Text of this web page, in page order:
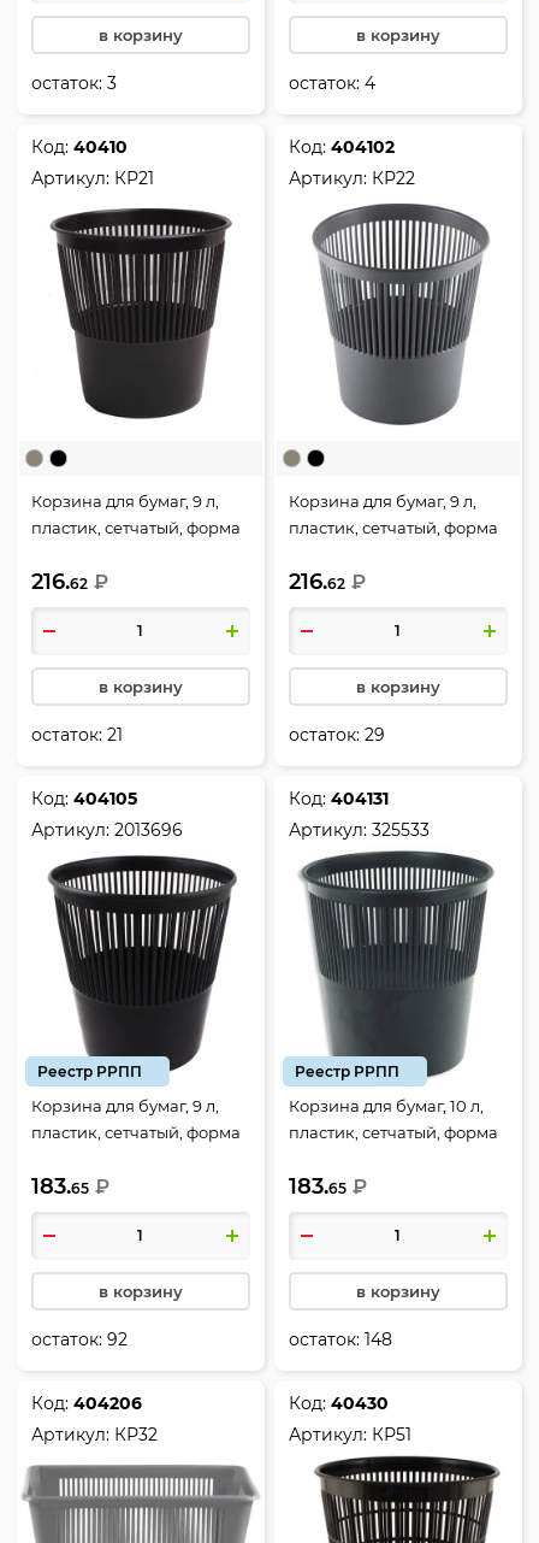
в корзину
остаток:3
в корзину
остаток:4
Код:40410
Артикул: КР21
Корзина для бумаг, 9 л,
пластик, сетчатый, форма
Стамм, КР21
216.62 ₽
в корзину
остаток:21
Код:404102
Артикул: КР22
Корзина для бумаг, 9 л,
пластик, сетчатый, форма
Стамм, КР22
216.62 ₽
в корзину
остаток:29
Код:404105
Артикул:2013696
Реестр РРПП
Корзина для бумаг, 9 л,
пластик, сетчатый, форма
Оскол Пласт, 2013696
183.65 ₽
в корзину
остаток:92
Код:404131
Артикул:325533
Реестр РРПП
Корзина для бумаг, 10 л,
пластик, сетчатый, форма
Оскол Пласт, 325533
183.65 ₽
в корзину
остаток:148
Код:404206
Артикул: КР32
Код:40430
Артикул: КР51